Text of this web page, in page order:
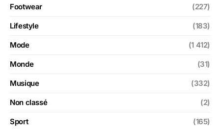
Footwear (227)
Lifestyle (183)
Mode (1 412)
Monde (31)
Musique (332)
Non classé (2)
Sport (165)